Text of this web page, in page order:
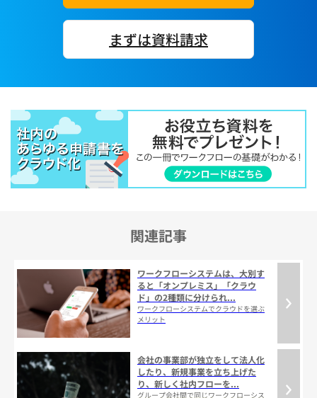
まずは資料請求
関連記事
ワークフローシステムは、大別す
ると「オンプレミス」「クラウ
ド」の2種類に分けられ...
ワークフローシステムでクラウドを選ぶ
メリット
会社の事業部が独立をして法人化
したり、新規事業を立ち上げた
り、新しく社内フローを...
グループ会社間で同じワークフローシス